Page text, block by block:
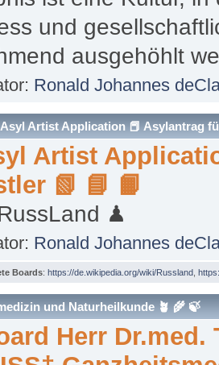
Ronald Johannes
Asyl Artist Application 📕 Asylantrag
Artist
📗 📘 📙
♟
Ronald Johannes
und Naturheilkunde 🪴 🌾 🍃
Herr Dr.med.
als "Arzt für